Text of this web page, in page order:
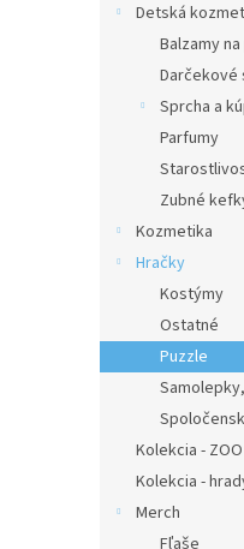
Detská
Balzamy
Darčekové
Sprcha a
Parfumy
Zubné
Kozmetika
Hračky
Kostýmy
Ostatné
Puzzle
Kolekcia - ZOO
Kolekcia -
Merch
Fľaše